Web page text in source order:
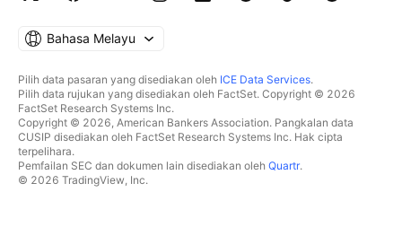
Bahasa Melayu
Pilih data pasaran yang disediakan oleh ICE Data Services.
Pilih data rujukan yang disediakan oleh FactSet. Copyright © 2026
FactSet Research Systems Inc.
Copyright © 2026, American Bankers Association. Pangkalan data
CUSIP disediakan oleh FactSet Research Systems Inc. Hak cipta
terpelihara.
Pemfailan SEC dan dokumen lain disediakan oleh Quartr.
© 2026 TradingView, Inc.